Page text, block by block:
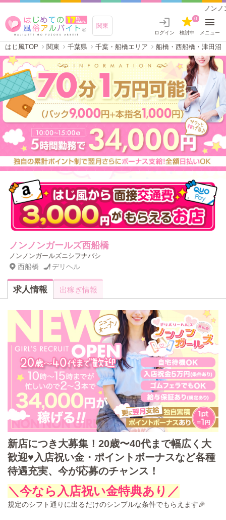
ノンノンガールズ西船橋｜西船橋の
関東
ログイン 検討中
0
メニュー
はじ風TOP 関東 千葉県 千葉・船橋エリア 船橋・西船橋・津田沼
ノンノンガールズ西船橋
ノンノンガールズニシフナバシ
西船橋 デリヘル
求人情報 出稼ぎ情報
新店につき大募集！20歳〜40代まで幅広く大
歓迎♥入店祝い金・ポイントボーナスなど各種
待遇充実、今が応募のチャンス！
＼今なら入店祝い金特典あり／
規定のシフト通りに出るだけのシンプルな条件でもらえます🎉